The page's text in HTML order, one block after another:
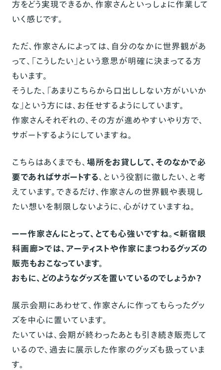
方をどう実現できるか、作家さんといっしょに作業して
いく感じです。
ただ、作家さんによっては、自分のなかに世界観があ
って、「こうしたい」という意思が明確に決まってる方
もいます。
そうした、「あまりこちらから口出ししない方がいいか
な」という方には、お任せするようにしています。
作家さんそれぞれの、その方が進めやすいやり方で、
サポートするようにしていますね。
こちらはあくまでも、 場所をお貸しして、そのなかで必
要であればサポートする、という役割に徹したい、と考
えています。できるだけ、作家さんの世界観や表現し
たい想いを制限しないように、心がけていますね。
ーー作家さんにとって、とても心強いですね。＜新宿眼
科画廊＞では、アーティストや作家にまつわるグッズの
販売もおこなっています。
おもに、どのようなグッズを置いているのでしょうか？
展示会期にあわせて、作家さんに作ってもらったグッ
ズを中心に置いています。
たいていは、会期が終わったあとも引き続き販売して
いるので、過去に展示した作家のグッズも扱っていま
す。